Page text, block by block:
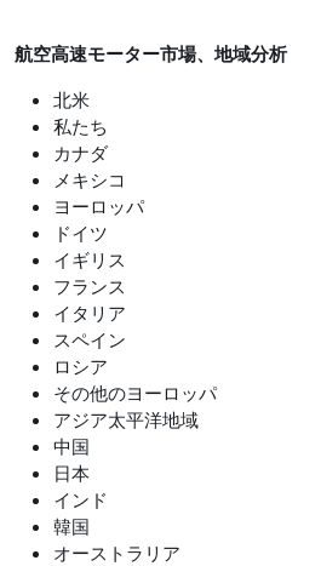
航空高速モーター市場、地域分析
北米
私たち
カナダ
メキシコ
ヨーロッパ
ドイツ
イギリス
フランス
イタリア
スペイン
ロシア
その他のヨーロッパ
アジア太平洋地域
中国
日本
インド
韓国
オーストラリア